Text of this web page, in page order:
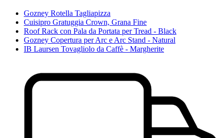
Gozney Rotella Tagliapizza
Cuisipro Gratuggia Crown, Grana Fine
Roof Rack con Pala da Portata per Tread - Black
Gozney Copertura per Arc e Arc Stand - Natural
IB Laursen Tovagliolo da Caffè - Margherite